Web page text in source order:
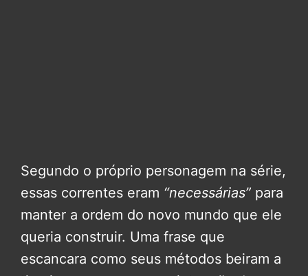
Segundo o próprio personagem na série,
essas correntes eram “necessárias” para
manter a ordem do novo mundo que ele
queria construir. Uma frase que
escancara como seus métodos beiram a